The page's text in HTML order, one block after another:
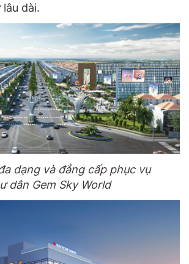
dài.
dạng và đẳng cấp phục vụ
dân Gem Sky World